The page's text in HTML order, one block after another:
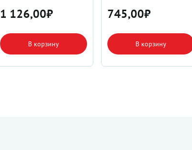
1 126,00₽
В корзину
745,00₽
В корзину